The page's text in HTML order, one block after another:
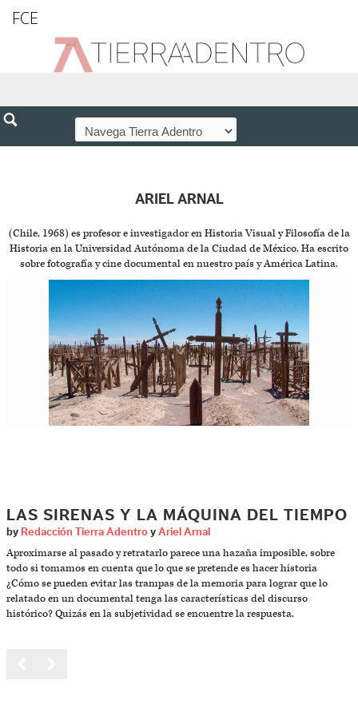
FCE
ARIEL ARNAL
(Chile, 1968) es profesor e investigador en Historia Visual y Filosofía de la
Historia en la Universidad Autónoma de la Ciudad de México. Ha escrito
sobre fotografía y cine documental en nuestro país y América Latina.
LAS SIRENAS Y LA MÁQUINA DEL TIEMPO
by Redacción Tierra Adentro y Ariel Arnal
Aproximarse al pasado y retratarlo parece una hazaña imposible, sobre
todo si tomamos en cuenta que lo que se pretende es hacer historia
¿Cómo se pueden evitar las trampas de la memoria para lograr que lo
relatado en un documental tenga las características del discurso
histórico? Quizás en la subjetividad se encuentre la respuesta.